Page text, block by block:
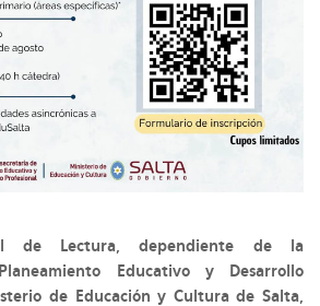
de Lectura, dependiente de la
Educativo y Desarrollo
de Educación y Cultura de Salta,